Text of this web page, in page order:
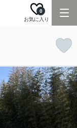
お気に入り
0